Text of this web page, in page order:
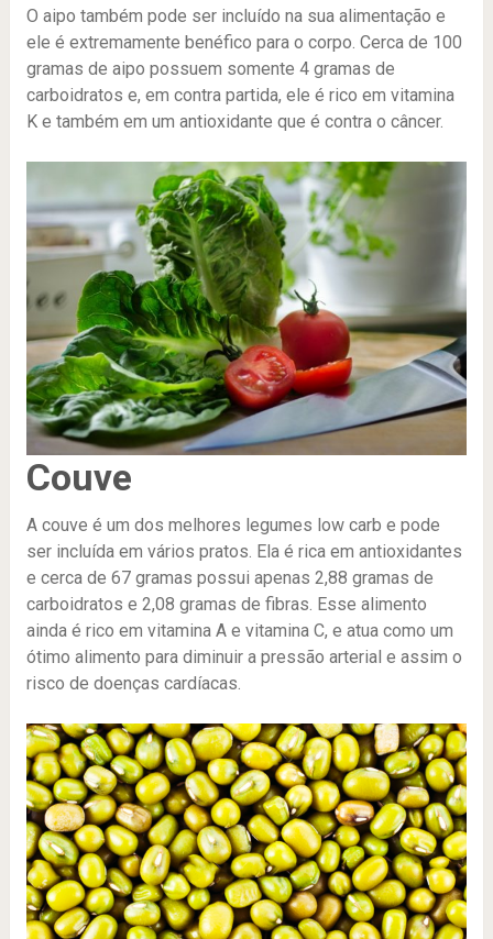
O aipo também pode ser incluído na sua alimentação e
ele é extremamente benéfico para o corpo. Cerca de 100
gramas de aipo possuem somente 4 gramas de
carboidratos e, em contra partida, ele é rico em vitamina
K e também em um antioxidante que é contra o câncer.
Couve
A couve é um dos melhores legumes low carb e pode
ser incluída em vários pratos. Ela é rica em antioxidantes
e cerca de 67 gramas possui apenas 2,88 gramas de
carboidratos e 2,08 gramas de fibras. Esse alimento
ainda é rico em vitamina A e vitamina C, e atua como um
ótimo alimento para diminuir a pressão arterial e assim o
risco de doenças cardíacas.